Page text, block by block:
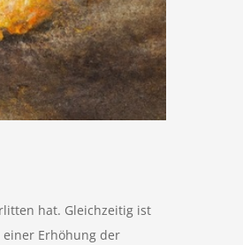
hat. Gleichzeitig ist
einer Erhöhung der